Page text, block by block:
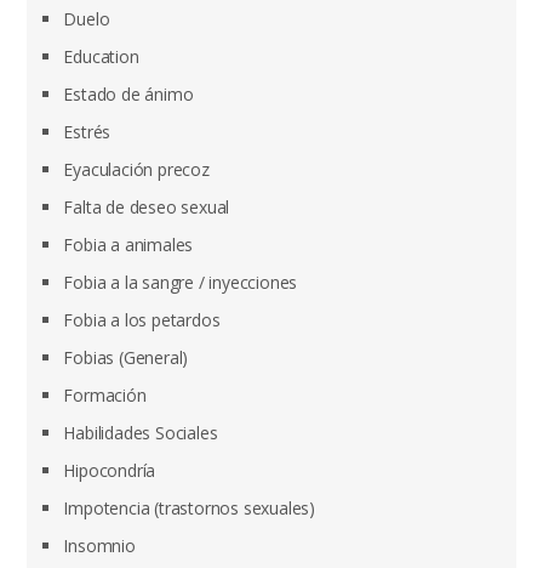
Duelo
Education
Estado de ánimo
Estrés
Eyaculación precoz
Falta de deseo sexual
Fobia a animales
Fobia a la sangre / inyecciones
Fobia a los petardos
Fobias (General)
Formación
Habilidades Sociales
Hipocondría
Impotencia (trastornos sexuales)
Insomnio